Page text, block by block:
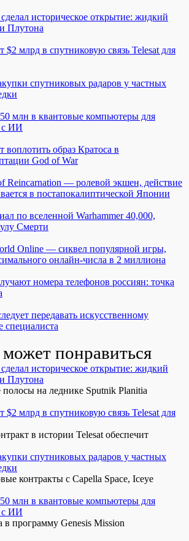
историческое открытие: жидкий
Плутона
$2 млрд в спутниковую связь Telesat для
спутниковых радаров у частных
млн в квантовые компьютеры для
с ИИ
воплотить образ Кратоса в
God of War
Reincarnation — ролевой экшен, действие
в постапокалиптической Японии
по вселенной Warhammer 40,000,
Смерти
Online — сиквел популярной игры,
онлайн-числа в 2 миллиона
номера телефонов россиян: точка
передавать искусственному
специалиста
понравиться
историческое открытие: жидкий
Плутона
на леднике Sputnik Planitia
$2 млрд в спутниковую связь Telesat для
в истории Telesat обеспечит
спутниковых радаров у частных
контракты с Capella Space, Iceye
млн в квантовые компьютеры для
с ИИ
программу Genesis Mission